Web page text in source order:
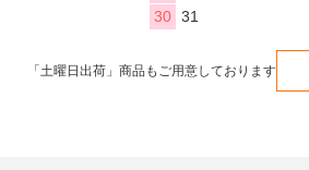
30 31
「土曜日出荷」商品もご用意しております